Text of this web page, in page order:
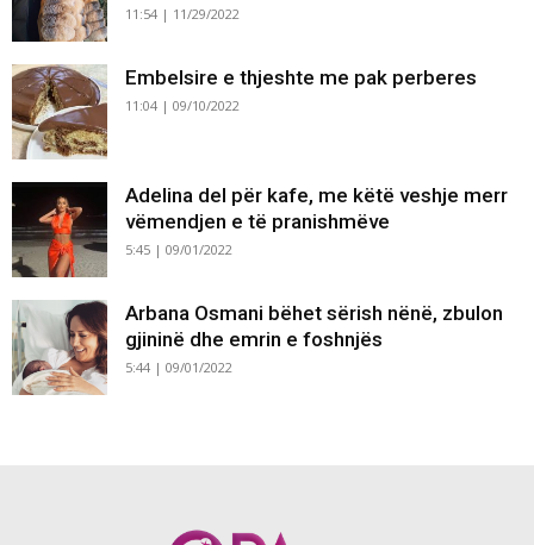
11:54 | 11/29/2022
Embelsire e thjeshte me pak perberes
11:04 | 09/10/2022
Adelina del për kafe, me këtë veshje merr
vëmendjen e të pranishmëve
5:45 | 09/01/2022
Arbana Osmani bëhet sërish nënë, zbulon
gjininë dhe emrin e foshnjës
5:44 | 09/01/2022